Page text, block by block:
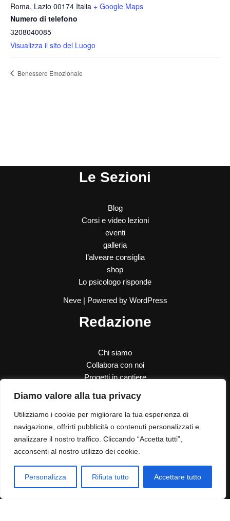
Diamo valore alla tua privacy
Utilizziamo i cookie per migliorare la tua esperienza di
navigazione, offrirti pubblicità o contenuti personalizzati e
analizzare il nostro traffico. Cliccando “Accetta tutti”,
acconsenti al nostro utilizzo dei cookie.
Personalizza Rifiuta tutto Accettare tutto
Roma, Lazio 00174 Italia + Google Maps
Numero di telefono
3208040085
Visualizza il sito del Luogo
Benessere Emozionale
Le Sezioni
Blog
Corsi e video lezioni
eventi
galleria
l’alveare consiglia
shop
Lo psicologo risponde
Neve| Powered by WordPress
Redazione
Chi siamo
Collabora con noi
Progetti in cantiere
Le nostre donazioni
Contatti
Contatti
Dove siamo
Privacy Policy
Cookie Policy